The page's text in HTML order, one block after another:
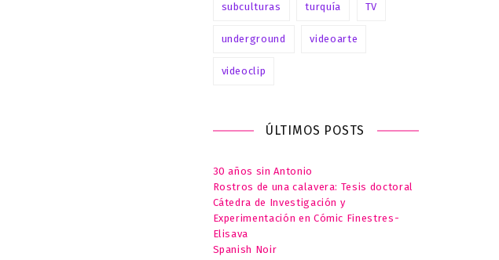
subculturas turquía TV
underground videoarte
videoclip
ÚLTIMOS POSTS
30 años sin Antonio
Rostros de una calavera: Tesis doctoral
Cátedra de Investigación y
Experimentación en Cómic Finestres-
Elisava
Spanish Noir